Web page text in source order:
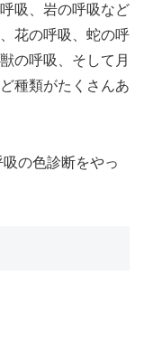
吸、岩の呼吸など
花の呼吸、蛇の呼
の呼吸、そして月
種類がたくさんあ
の色診断をやっ